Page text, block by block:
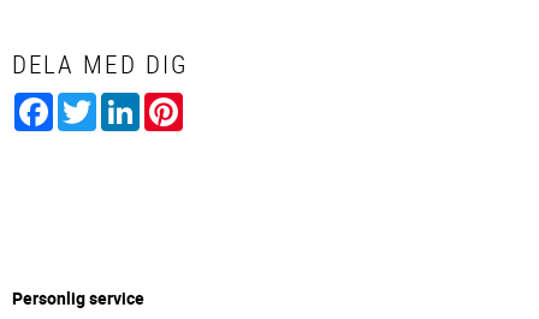
DELA MED DIG
Facebook
TwitterLinkedIn
Personlig service